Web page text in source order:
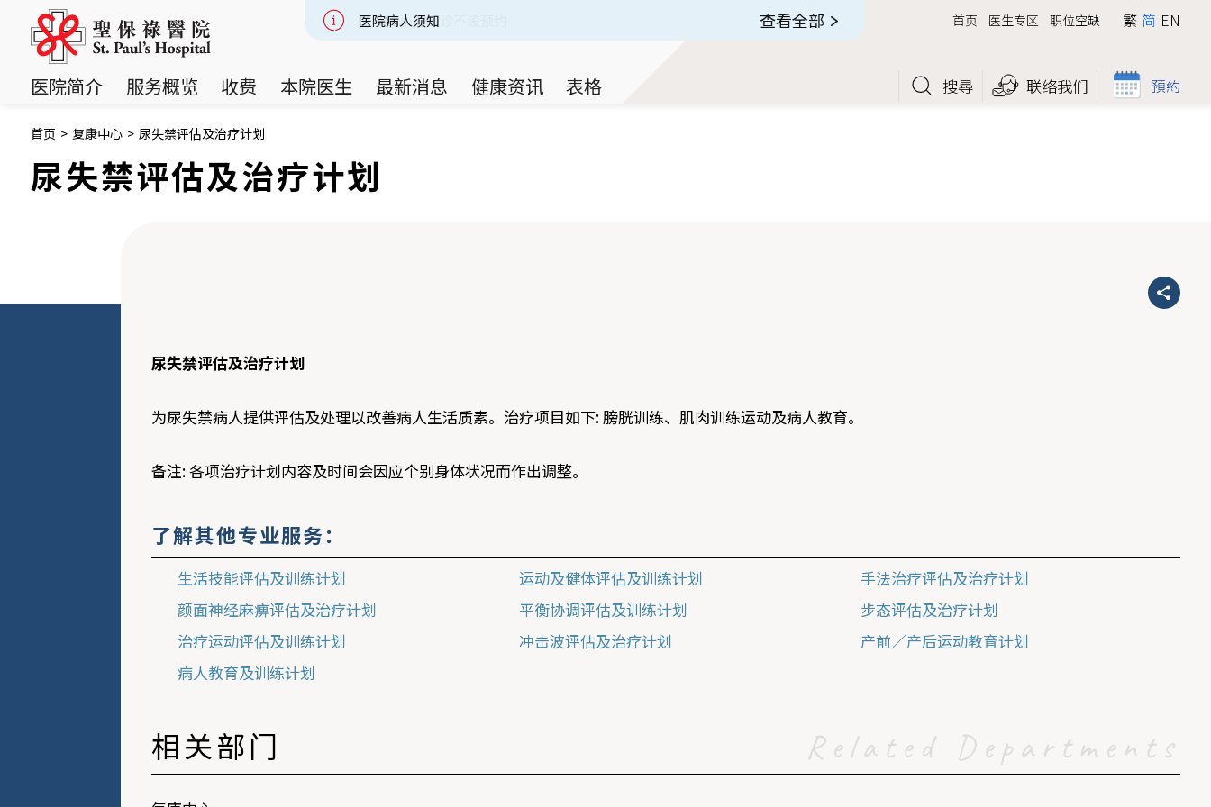
医院病人须知 查看全部 首页 医生专区 职位空缺 繁 简 EN
医院简介 服务概览 收费 本院医生 最新消息 健康资讯 表格 搜尋 联络我们 預約
首页 > 复康中心 > 尿失禁评估及治疗计划
尿失禁评估及治疗计划
尿失禁评估及治疗计划
为尿失禁病人提供评估及处理以改善病人生活质素。治疗项目如下: 膀胱训练、肌肉训练运动及病人教育。
备注: 各项治疗计划内容及时间会因应个别身体状况而作出调整。
了解其他专业服务：
生活技能评估及训练计划 运动及健体评估及训练计划
手法治疗评估及治疗计划
颜面神经麻痹评估及治疗计划
平衡协调评估及训练计划
步态评估及治疗计划
治疗运动评估及训练计划
冲击波评估及治疗计划
产前／产后运动教育计划
病人教育及训练计划
相关部门 Related Departments